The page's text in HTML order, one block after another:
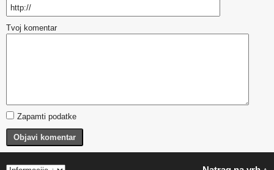
Tvoj komentar
Zapamti podatke
Objavi komentar